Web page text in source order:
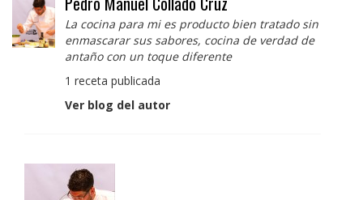
La cocina para mi es producto bien tratado sin
enmascarar sus sabores, cocina de verdad de
antaño con un toque diferente
1 receta publicada
Ver blog del autor